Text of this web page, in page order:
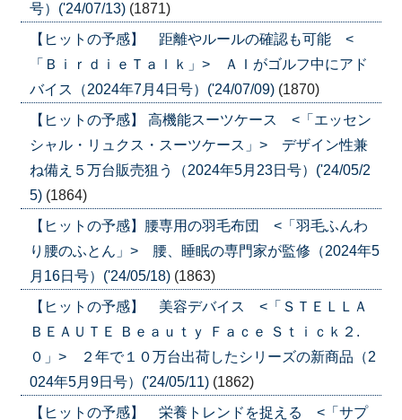
号）('24/07/13) (1871)
【ヒットの予感】 距離やルールの確認も可能 <
「ＢｉｒｄｉｅＴａｌｋ」> ＡＩがゴルフ中にアド
バイス（2024年7月4日号）('24/07/09) (1870)
【ヒットの予感】 高機能スーツケース <「エッセン
シャル・リュクス・スーツケース」> デザイン性兼
ね備え５万台販売狙う（2024年5月23日号）('24/05/2
5) (1864)
【ヒットの予感】腰専用の羽毛布団 <「羽毛ふんわ
り腰のふとん」> 腰、睡眠の専門家が監修（2024年5
月16日号）('24/05/18) (1863)
【ヒットの予感】 美容デバイス <「ＳＴＥＬＬＡ
ＢＥＡＵＴＥ Ｂｅａｕｔｙ Ｆａｃｅ Ｓｔｉｃｋ２.
０」> ２年で１０万台出荷したシリーズの新商品（2
024年5月9日号）('24/05/11) (1862)
【ヒットの予感】 栄養トレンドを捉える <「サプ